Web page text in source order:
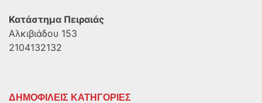
Κατάστημα Πειραιάς
Αλκιβιάδου 153
2104132132
ΔΗΜΟΦΙΛΕΙΣ ΚΑΤΗΓΟΡΙΕΣ